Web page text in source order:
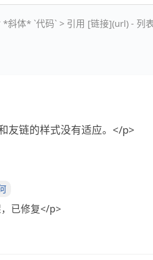
体* `代码` > 引用 [链接](url) - 列
友链的样式没有适应。</p>
已修复</p>